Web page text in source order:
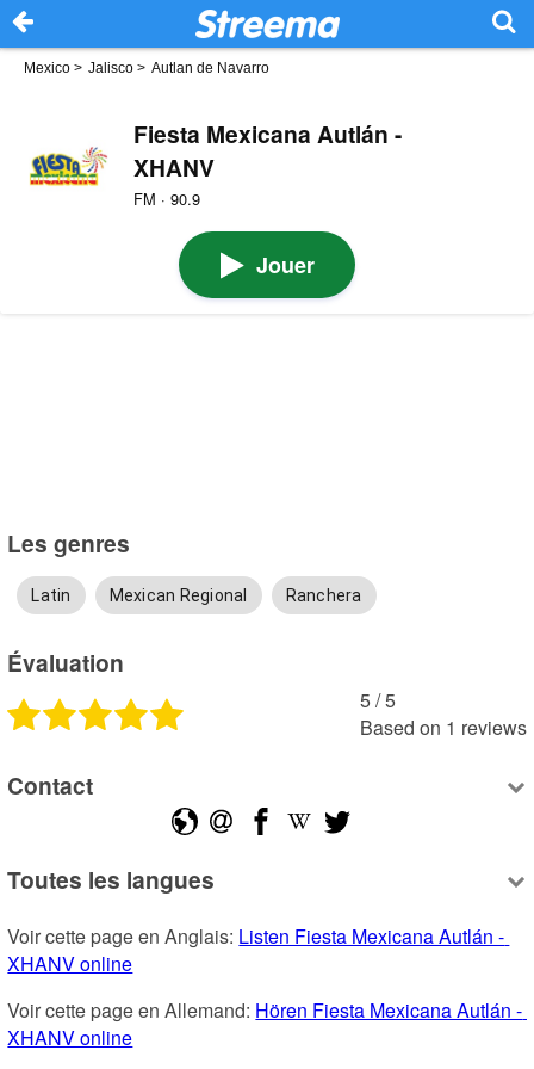
Mexico > Jalisco > Autlan de Navarro
Fiesta Mexicana Autlán -
XHANV
FM · 90.9
Jouer
Les genres
Latin Mexican Regional Ranchera
Évaluation
5 /5
Based on 1 reviews
Contact
Toutes les langues
Voir cette page en Anglais: Listen Fiesta Mexicana Autlán -
XHANV online
Voir cette page en Allemand: Hören Fiesta Mexicana Autlán -
XHANV online